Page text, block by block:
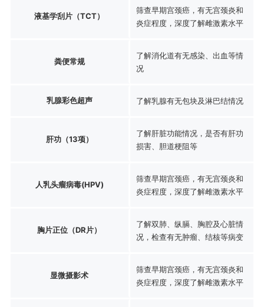
液基学刮片（TCT）
筛查早期宫颈癌，有无宫颈炎和
炎症程度，深度了解雌激素水平
粪便常规
了解消化道有无感染、出血等情
况
乳腺彩色超声 了解乳腺有无包块及淋巴结情况
肝功（13项）
了解肝脏功能情况，是否有肝功
损害、胆道梗阻等
人乳头瘤病毒(HPV)
筛查早期宫颈癌，有无宫颈炎和
炎症程度，深度了解雌激素水平
胸片正位（DR片）
了解双肺、纵膈、胸腔及心脏情
况，检查有无肿瘤、结核等病变
显微摄影术
筛查早期宫颈癌，有无宫颈炎和
炎症程度，深度了解雌激素水平